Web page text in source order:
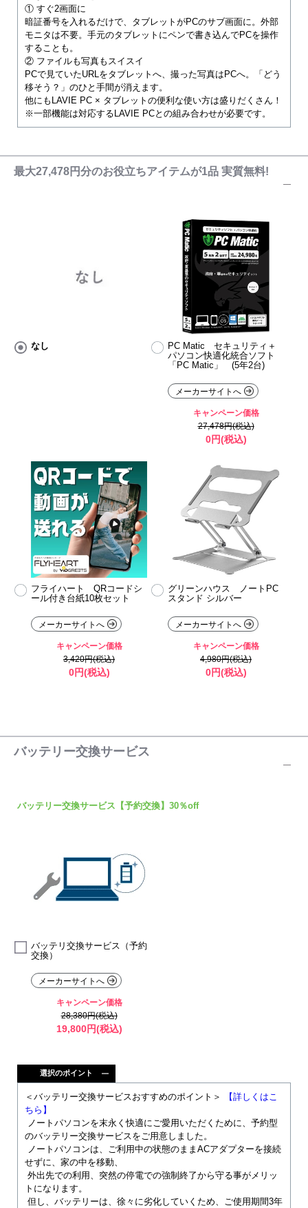
① すぐ2画面に
暗証番号を入れるだけで、タブレットがPCのサブ画面に。外部
モニタは不要。手元のタブレットにペンで書き込んでPCを操作
することも。
② ファイルも写真もスイスイ
PCで見ていたURLをタブレットへ、撮った写真はPCへ。「どう
移そう？」のひと手間が消えます。
他にもLAVIE PC × タブレットの便利な使い方は盛りだくさん！
※一部機能は対応するLAVIE PCとの組み合わせが必要です。
最大27,478円分のお役立ちアイテムが1品 実質無料!
なし
PC Matic セキュリティ＋
パソコン快適化統合ソフト
「PC Matic」 (5年2台)
メーカーサイトへ
キャンペーン価格
27,478円(税込)
0円(税込)
フライハート QRコードシ
ール付き台紙10枚セット
メーカーサイトへ
キャンペーン価格
3,420円(税込)
0円(税込)
グリーンハウス ノートPC
スタンド シルバー
メーカーサイトへ
キャンペーン価格
4,980円(税込)
0円(税込)
バッテリー交換サービス
バッテリー交換サービス【予約交換】30％off
バッテリ交換サービス（予約
交換）
メーカーサイトへ
キャンペーン価格
28,380円(税込)
19,800円(税込)
選択のポイント
＜バッテリー交換サービスおすすめのポイント＞
【詳しくはこ
ちら】
ノートパソコンを末永く快適にご愛用いただくために、予約型
のバッテリー交換サービスをご用意しました。
ノートパソコンは、ご利用中の状態のままACアダプターを接続
せずに、家の中を移動、
外出先での利用、突然の停電での強制終了から守る事がメリッ
トになります。
但し、バッテリーは、徐々に劣化していくため、ご使用期間3年